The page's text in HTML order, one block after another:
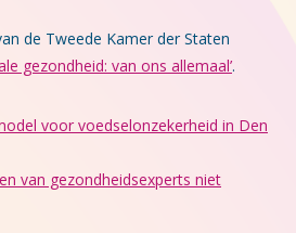
de Tweede Kamer der Staten
gezondheid: van ons allemaal’.
voor voedselonzekerheid in Den
van gezondheidsexperts niet